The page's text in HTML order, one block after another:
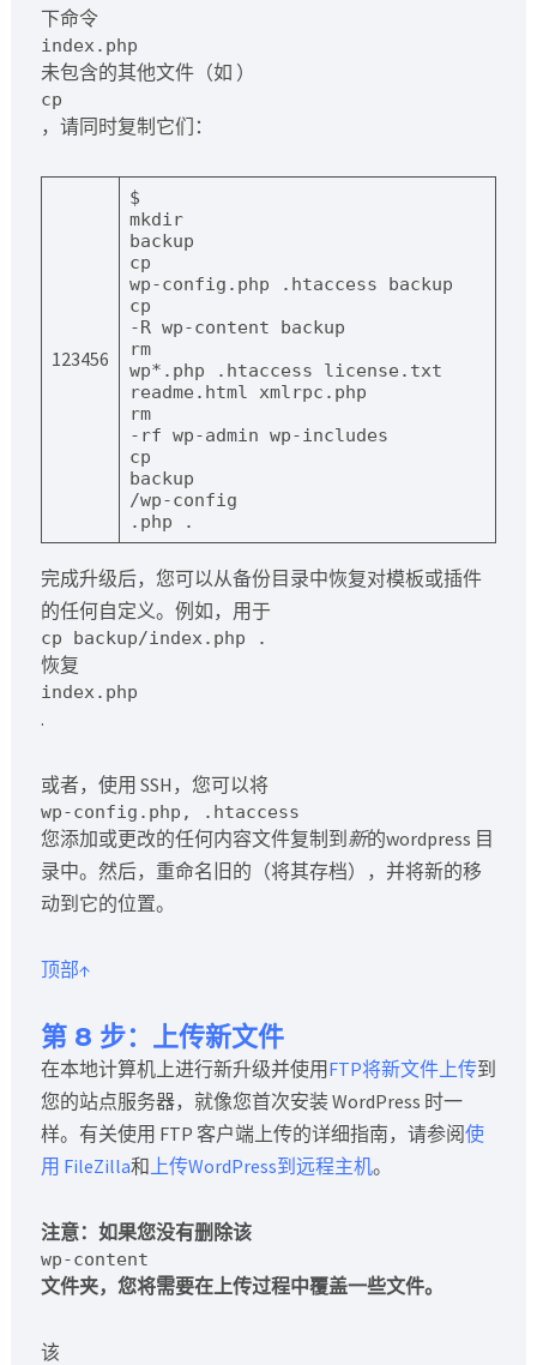
下命令
index.php
未包含的其他文件（如 ）
cp
，请同时复制它们：
123456
$
mkdir
backup
cp
wp-config.php .htaccess backup
cp
-R wp-content backup
rm
wp*.php .htaccess license.txt
readme.html xmlrpc.php
rm
-rf wp-admin wp-includes
cp
backup
/wp-config
.php .
完成升级后，您可以从备份目录中恢复对模板或插件
的任何自定义。例如，用于
cp backup/index.php .
恢复
index.php
.
或者，使用 SSH，您可以将
wp-config.php, .htaccess
您添加或更改的任何内容文件复制到新的wordpress 目
录中。然后，重命名旧的（将其存档），并将新的移
动到它的位置。
顶部↑
第 8 步：上传新文件
在本地计算机上进行新升级并使用FTP将新文件上传到
您的站点服务器，就像您首次安装 WordPress 时一
样。有关使用 FTP 客户端上传的详细指南，请参阅使
用 FileZilla和 上传WordPress到远程主机。
注意：如果您没有删除该
wp-content
文件夹，您将需要在上传过程中覆盖一些文件。
该